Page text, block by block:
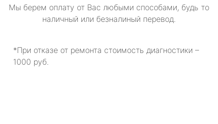
Мы берем оплату от Вас любыми способами, будь то
наличный или безналиный перевод.
*При отказе от ремонта стоимость диагностики –
1000 руб.